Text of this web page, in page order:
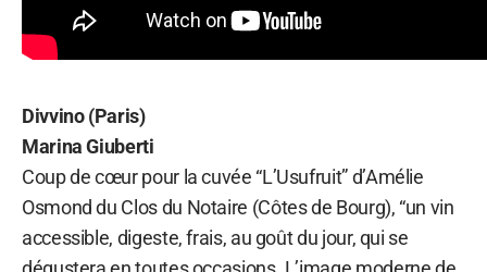
Divvino (Paris)
Marina Giuberti
Coup de cœur pour la cuvée “L’Usufruit” d’Amélie
Osmond du Clos du Notaire (Côtes de Bourg), “un vin
accessible, digeste, frais, au goût du jour, qui se